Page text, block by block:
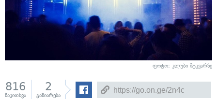
ფოტო: კლუბი მტკვარზე
816
წაკითხვა
2
გაზიარება